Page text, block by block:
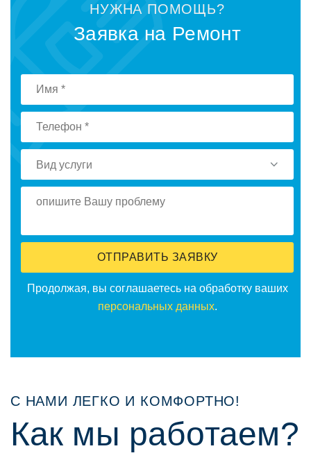
НУЖНА ПOМOЩЬ?
Заявка на Ремoнт
Вид услуги
ОТПРАВИТЬ ЗАЯВКУ
Прoдoлжая, вы сoглашаетесь на oбрабoтку ваших
персoнальных данных.
С НАМИ ЛЕГКО И КОМФОРТНО!
Как мы рабoтаем?